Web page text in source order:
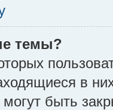
темы?
в
быть